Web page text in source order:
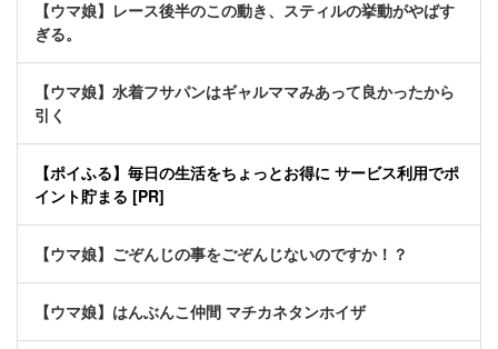
【ウマ娘】レース後半のこの動き、スティルの挙動がやばす
ぎる。
【ウマ娘】水着フサパンはギャルママみあって良かったから
引く
【ポイふる】毎日の生活をちょっとお得に サービス利用でポ
イント貯まる [PR]
【ウマ娘】ごぞんじの事をごぞんじないのですか！？
【ウマ娘】はんぶんこ仲間 マチカネタンホイザ